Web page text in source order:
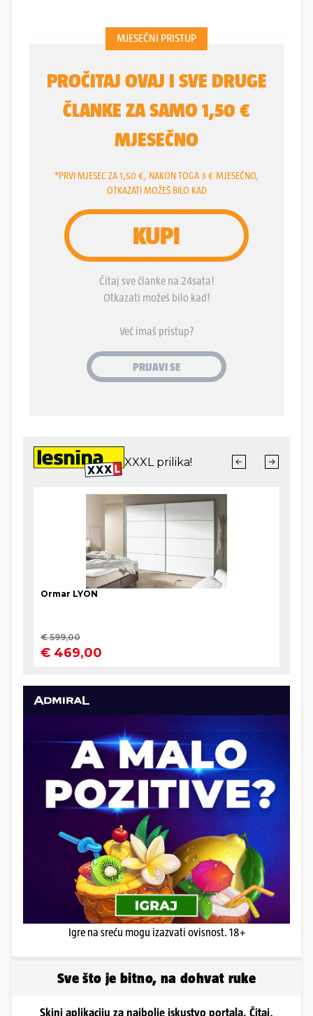
ostavio dva megaprojekta trajne vrijednosti -
autocestu i POS, a s njim smo porazgovarali o
jednom nazvao “zemljom propuštenih prilika”.
Igre na sreću mogu izazvati ovisnost. 18+
Sve što je bitno, na dohvat ruke
Skini aplikaciju za najbolje iskustvo portala. Čitaj,